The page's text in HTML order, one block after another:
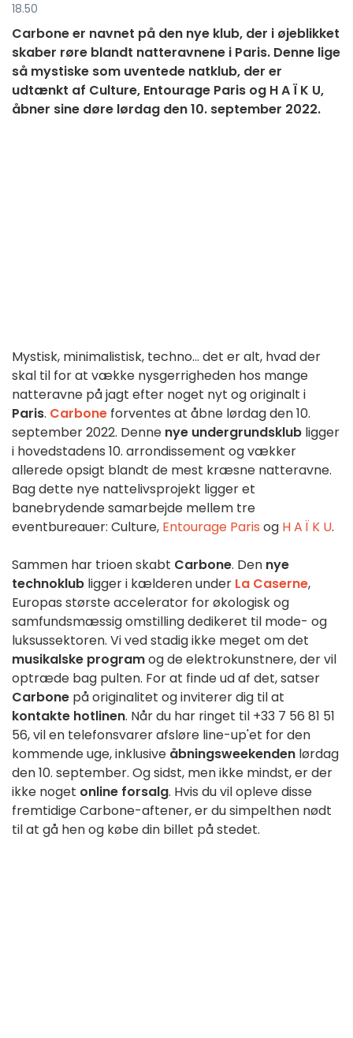
18.50
Carbone er navnet på den nye klub, der i øjeblikket
skaber røre blandt natteravnene i Paris. Denne lige
så mystiske som uventede natklub, der er
udtænkt af Culture, Entourage Paris og H A Ï K U,
åbner sine døre lørdag den 10. september 2022.
Mystisk, minimalistisk, techno... det er alt, hvad der
skal til for at vække nysgerrigheden hos mange
natteravne på jagt efter noget nyt og originalt i
Paris. Carbone forventes at åbne lørdag den 10.
september 2022. Denne nye undergrundsklub ligger
i hovedstadens 10. arrondissement og vækker
allerede opsigt blandt de mest kræsne natteravne.
Bag dette nye nattelivsprojekt ligger et
banebrydende samarbejde mellem tre
eventbureauer: Culture, Entourage Paris og H A Ï K U.
Sammen har trioen skabt Carbone. Den nye
technoklub ligger i kælderen under La Caserne,
Europas største accelerator for økologisk og
samfundsmæssig omstilling dedikeret til mode- og
luksussektoren. Vi ved stadig ikke meget om det
musikalske programog de elektrokunstnere, der vil
optræde bag pulten. For at finde ud af det, satser
Carbone på originalitet og inviterer dig til at
kontakte hotlinen. Når du har ringet til +33 7 56 81 51
56, vil en telefonsvarer afsløre line-up'et for den
kommende uge, inklusive åbningsweekenden lørdag
den 10. september. Og sidst, men ikke mindst, er der
ikke noget online forsalg. Hvis du vil opleve disse
fremtidige Carbone-aftener, er du simpelthen nødt
til at gå hen og købe din billet på stedet.